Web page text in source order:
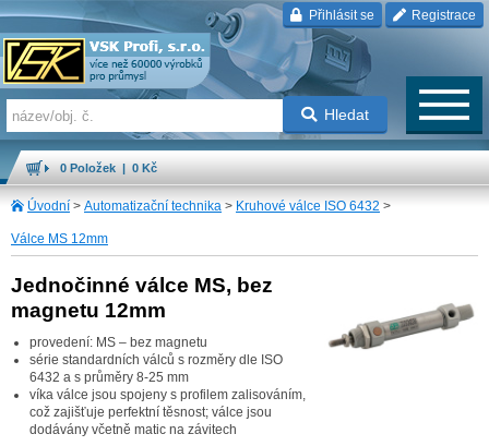
Přihlásit se Registrace
Hledat
0 Položek | 0 Kč
Úvodní > Automatizační technika > Kruhové válce ISO 6432 >
Válce MS 12mm
Jednočinné válce MS, bez
magnetu 12mm
provedení: MS – bez magnetu
série standardních válců s rozměry dle ISO
6432 a s průměry 8-25 mm
víka válce jsou spojeny s profilem zalisováním,
což zajišťuje perfektní těsnost; válce jsou
dodávány včetně matic na závitech